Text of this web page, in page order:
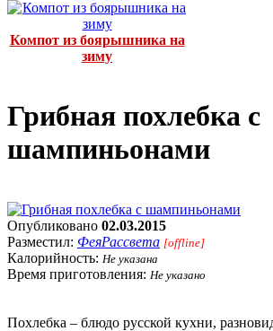
Компот из боярышника на
зиму
Грибная похлебка с
шампиньонами
Опубликовано 02.03.2015
Разместил: ФеяРассвета [offline]
Калорийность: Не указана
Время приготовления: Не указано
Похлебка – блюдо русской кухни,